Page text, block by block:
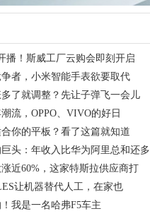
播！斯威工厂云购会即刻开启
者，小米智能手表欲要取代
了就调整？先让子弹飞一会儿
流，OPPO、VIVO的好日
你的平板？看了这篇就知道
头：年收入比华为阿里总和还多
近60%，这家特斯拉供应商打
让机器替代人工，在家也
我是一名哈弗F5车主